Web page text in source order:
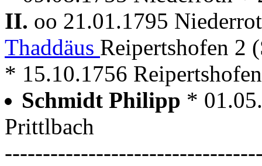
II. oo 21.01.1795
Thaddäus Reipertshofen 2
* 15.10.1756
Schmidt Philipp *
Prittlbach